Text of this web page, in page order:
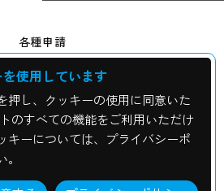
各種申請
用写真申し込み
料の貸出について
修学旅行・視察申込み
使用しています
押し、クッキーの使用に同意いた
のすべての機能をご利用いただけ
キーについては、プライバシーポ